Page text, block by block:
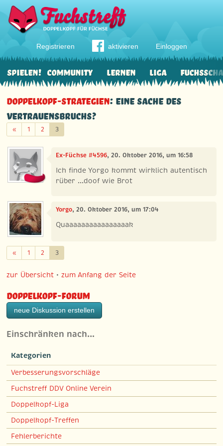
Registrieren aktivieren Einloggen
Community Lernen Liga
Spielen!
Doppelkopf-Strategien: Eine Sache des
Vertrauensbruchs?
«Zurück
1 2 3
Ex-Füchse #4596, 20. Oktober 2016, um 16:58
Ich finde Yorgo kommt wirklich autentisch
rüber ...doof wie Brot
Yorgo, 20. Oktober 2016, um 17:04
Quaaaaaaaaaaaaaaaak
«Zurück
1 2 3
zur Übersicht •zum Anfang der Seite
Doppelkopf-Forum
neue Diskussion erstellen
Einschränken nach…
Kategorien
Verbesserungsvorschläge
Fuchstreff DDV Online Verein
Doppelkopf-Liga
Doppelkopf-Treffen
Fehlerberichte